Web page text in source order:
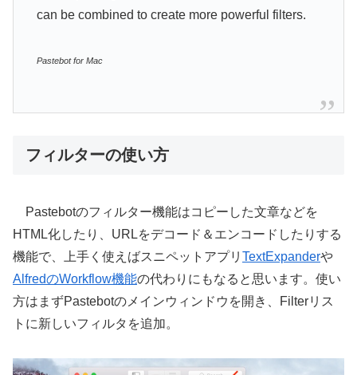
can be combined to create more powerful filters.
Pastebot for Mac
フィルターの使い方
Pastebotのフィルター機能はコピーした文章などを
HTML化したり、URLをデコード＆エンコードしたりする
機能で、上手く使えばスニペットアプリ TextExpanderや
AlfredのWorkflow機能の代わりにもなると思います。使い
方はまずPastebotのメインウィンドウを開き、Filterリス
トに新しいフィルタを追加。